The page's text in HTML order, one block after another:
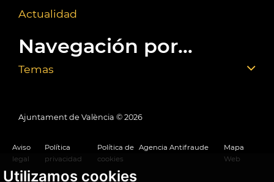
Utilizamos cookies
Actualidad
Navegación por...
Temas
Ajuntament de València © 2026
Aviso
legal
Política
privacidad
Política de
cookies
Agencia Antifraude
Mapa
Web